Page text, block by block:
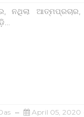
ଆତ୍ମପ୍ରଚାର,
April 05, 2020